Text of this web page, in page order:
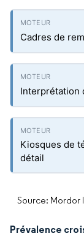
Cadres de
Interprétation
Kiosques de
détail
Source: Mordor
Prévalence